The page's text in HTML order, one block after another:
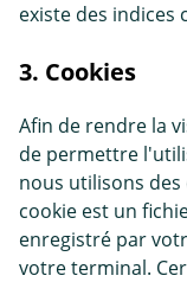
existe des indices
3. Cookies
Afin de rendre la
de permettre
nous utilisons
cookie est un
enregistré par
votre terminal.